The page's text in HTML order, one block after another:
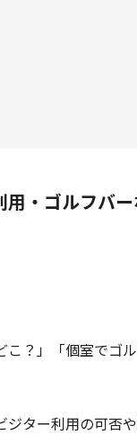
・ゴルフバ
？」「個室でゴ
ター利用の可否